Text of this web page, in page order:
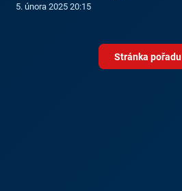
5. února 2025 20:15
Stránka pořadu